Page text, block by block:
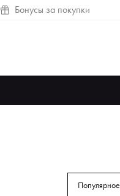
Бонусы за покупки
Популярное